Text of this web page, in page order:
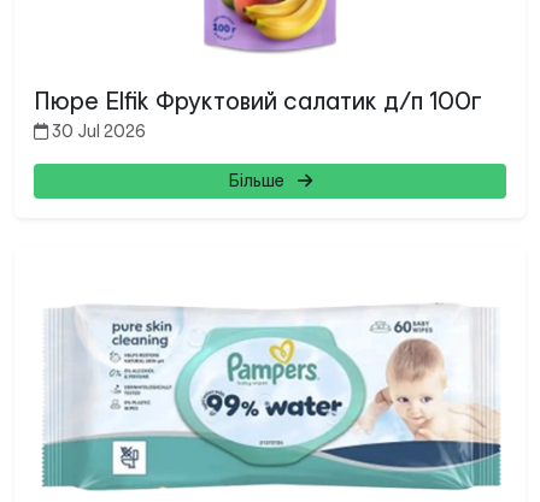
Пюре Elfik Фруктовий салатик д/п 100г
30 Jul 2026
Більше